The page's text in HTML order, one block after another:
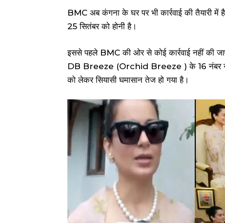
BMC अब कंगना के घर पर भी कार्रवाई की तैयारी
25 सितंबर को होनी है।
इससे पहले BMC की ओर से कोई कार्रवाई नहीं की
DB Breeze (Orchid Breeze ) के 16 नंबर रोड
को लेकर सियासी घमासान तेज हो गया है।